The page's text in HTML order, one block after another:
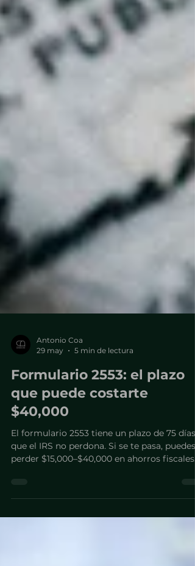
Antonio Coa
29 may
5 min de lectura
Formulario 2553: el plazo
que puede costarte
$40,000
El formulario 2553 tiene un plazo de 75 días
Descubre cómo actuar a tiempo